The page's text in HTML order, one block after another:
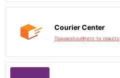
Courier Center
Παρακολουθήστε το πακέτο